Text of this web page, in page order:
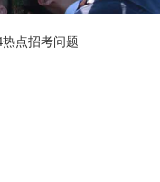
点招考问题